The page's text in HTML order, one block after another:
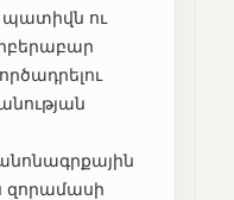
պատիվն ու
զորամասի